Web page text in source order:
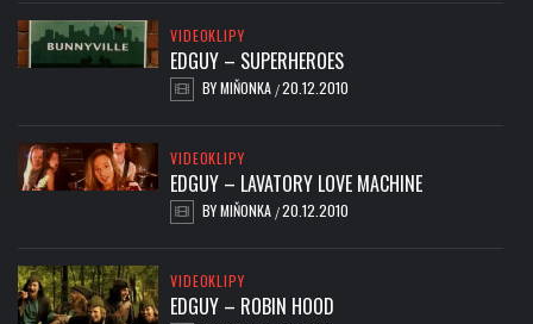
VIDEOKLIPY
EDGUY – SUPERHEROES
BYMIŇONKA /20.12.2010
VIDEOKLIPY
EDGUY – LAVATORY LOVE MACHINE
BYMIŇONKA /20.12.2010
VIDEOKLIPY
EDGUY – ROBIN HOOD